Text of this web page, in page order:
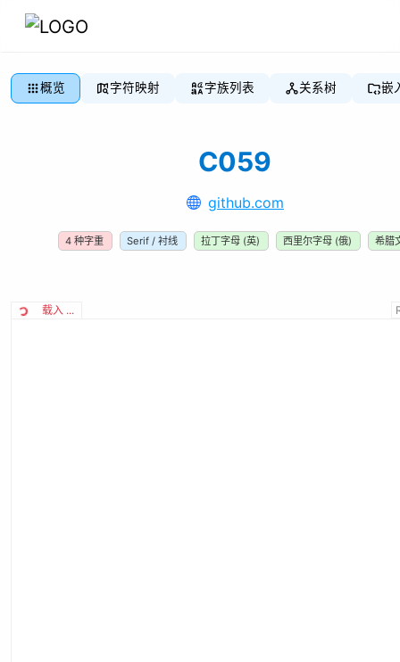
概览 字符映射 字族列表 关系树 嵌
C059
github.com
4 种字重 Serif / 衬线 拉丁字母 (英) 西里尔字母 (俄) 希腊
载入 ...